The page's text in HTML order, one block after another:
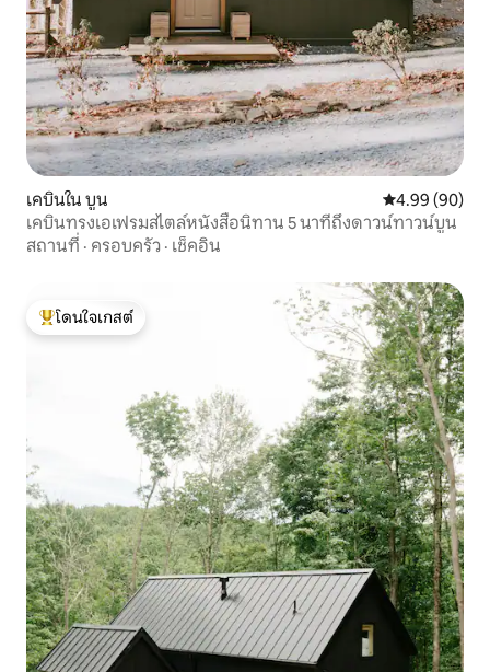
เคบินใน บูน คะแนนเฉลี่ย
4.99 (90)
เคบินทรงเอเฟรมสไตล์หนังสือนิทาน 5 นาทีถึงดาวน์ทาวน์บูน
สถานที่ · ครอบครัว · เช็คอิน
โดนใจเกสต์ที่สุด
โดนใจเกสต์